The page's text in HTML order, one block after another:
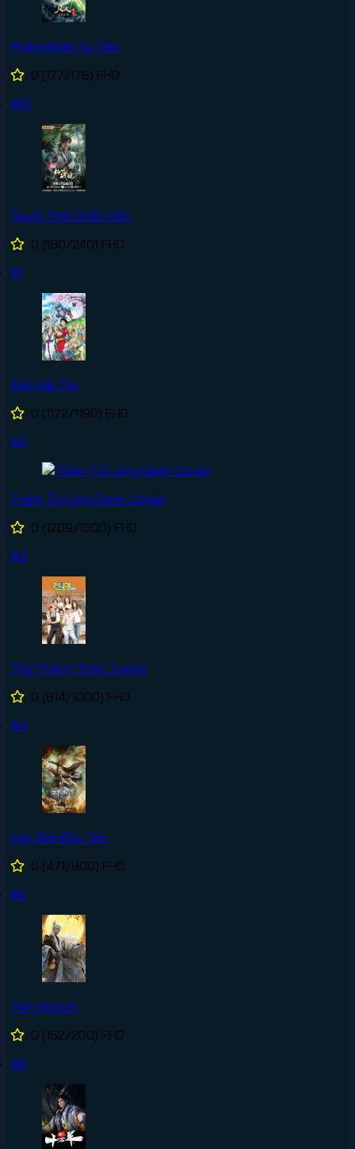
Phàm Nhân Tu Tiên
0 (177/176) FHD
#10
Tuyệt Thế Chiến Hồn
0 (180/240) FHD
#1
Đảo Hải Tặc
0 (1172/1190) FHD
#2
Thám Tử Lừng Danh Conan
0 (1209/1500) FHD
#3
Thử Thách Thần Tượng
0 (814/1000) FHD
#4
Vạn Giới Độc Tôn
0 (471/800) FHD
#5
Tiên Nghịch
0 (152/200) FHD
#6